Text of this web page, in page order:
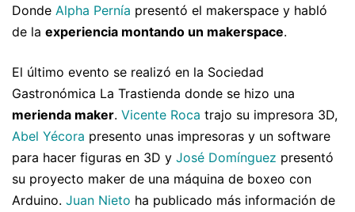
Donde Alpha Pernía presentó el makerspace y habló
de la experiencia montando un makerspace.
El último evento se realizó en la Sociedad
Gastronómica La Trastienda donde se hizo una
merienda maker. Vicente Roca trajo su impresora 3D,
Abel Yécora presento unas impresoras y un software
para hacer figuras en 3D y José Domínguez presentó
su proyecto maker de una máquina de boxeo con
Arduino. Juan Nieto ha publicado más información de